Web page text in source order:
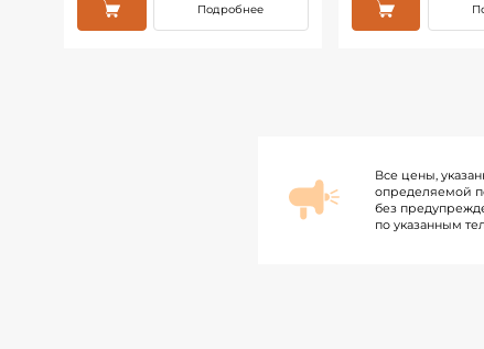
Подробнее
Все цены,
определяемой
без
по указанным